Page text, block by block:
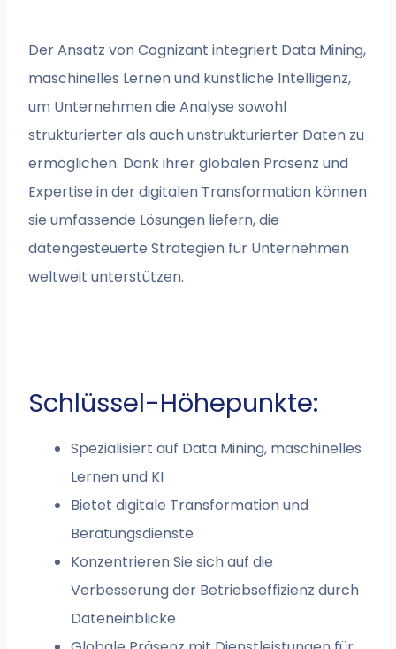
Der Ansatz von Cognizant integriert Data Mining,
maschinelles Lernen und künstliche Intelligenz,
um Unternehmen die Analyse sowohl
strukturierter als auch unstrukturierter Daten zu
ermöglichen. Dank ihrer globalen Präsenz und
Expertise in der digitalen Transformation können
sie umfassende Lösungen liefern, die
datengesteuerte Strategien für Unternehmen
weltweit unterstützen.
Schlüssel-Höhepunkte:
Spezialisiert auf Data Mining, maschinelles
Lernen und KI
Bietet digitale Transformation und
Beratungsdienste
Konzentrieren Sie sich auf die
Verbesserung der Betriebseffizienz durch
Dateneinblicke